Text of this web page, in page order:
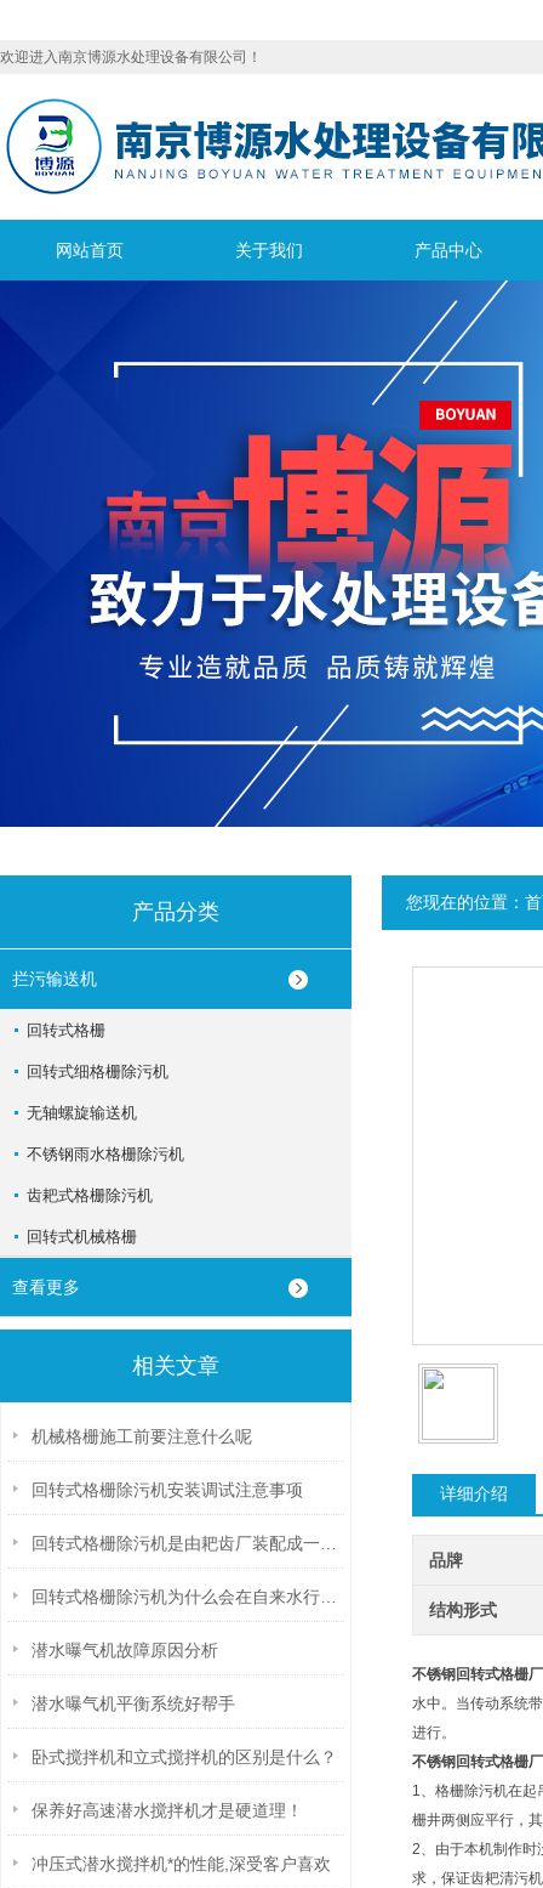
欢迎进入南京博源水处理设备有限公司！
网站首页 关于我们 产品中心
产品分类
拦污输送机
回转式格栅
回转式细格栅除污机
无轴螺旋输送机
不锈钢雨水格栅除污机
齿耙式格栅除污机
回转式机械格栅
查看更多
相关文章
机械格栅施工前要注意什么呢
回转式格栅除污机安装调试注意事项
潜水曝气机故障原因分析
潜水曝气机平衡系统好帮手
卧式搅拌机和立式搅拌机的区别是什么？
保养好高速潜水搅拌机才是硬道理！
冲压式潜水搅拌机*的性能,深受客户喜欢
您现在的位置：
详细介绍
品牌
结构形式
不锈钢回转式格栅
水中。当传动系统
进行。
不锈钢回转式格栅
1、格栅除污机在
栅井两侧应平行，
2、由于本机制作时
求，保证齿耙清污